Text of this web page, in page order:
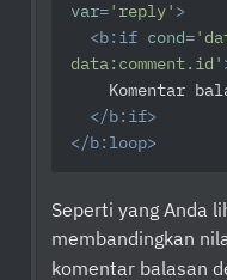
var= 'reply' >
<b:if cond =
data:comment.id'
</ b:if>
</ b:loop>
Seperti yang Anda
membandingkan
komentar balasan